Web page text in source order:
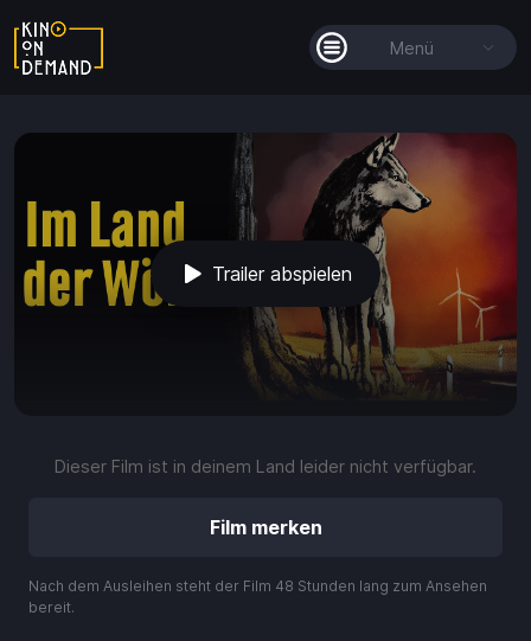
Menü
Alle Filme
Filmkollektionen
So funktioniert's
Guthaben
Einlösen
volume_up fullscreen more_vert
Trailer abspielen
Dieser Film ist in deinem Land leider nicht verfügbar.
Nach dem Ausleihen steht der Film 48 Stunden lang zum Ansehen
bereit.